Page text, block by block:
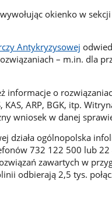
okienko w
Antykryzysowej
– m.in. dla
informacje o
KAS, ARP, BGK, itp.
wniosek w danej
działa ogólnopolska
732 122 500 lub
zawartych w
odbierają 2,5 tys.